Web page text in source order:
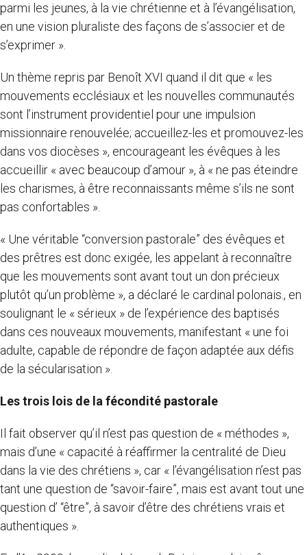
parmi les jeunes, à la vie chrétienne et à l’évangélisation,
en une vision pluraliste des façons de s’associer et de
s’exprimer ».
Un thème repris par Benoît XVI quand il dit que « les
mouvements ecclésiaux et les nouvelles communautés
sont l’instrument providentiel pour une impulsion
missionnaire renouvelée; accueillez-les et promouvez-les
dans vos diocèses », encourageant les évêques à les
accueillir « avec beaucoup d’amour », à « ne pas éteindre
les charismes, à être reconnaissants même s’ils ne sont
pas confortables ».
« Une véritable “conversion pastorale” des évêques et
des prêtres est donc exigée, les appelant à reconnaître
que les mouvements sont avant tout un don précieux
plutôt qu’un problème », a déclaré le cardinal polonais., en
soulignant le « sérieux » de l’expérience des baptisés
dans ces nouveaux mouvements, manifestant « une foi
adulte, capable de répondre de façon adaptée aux défis
de la sécularisation ».
Les trois lois de la fécondité pastorale
Il fait observer qu’il n’est pas question de « méthodes »,
mais d’une « capacité à réaffirmer la centralité de Dieu
dans la vie des chrétiens », car « l’évangélisation n’est pas
tant une question de “savoir-faire”, mais est avant tout une
question d’ “être”, à savoir d’être des chrétiens vrais et
authentiques ».